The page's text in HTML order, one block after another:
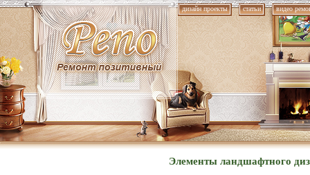
дизайн проекты статьи видео
Элементы ландшафтного